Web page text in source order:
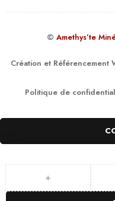
© Amethys’te
Création et Référencement
Politique de